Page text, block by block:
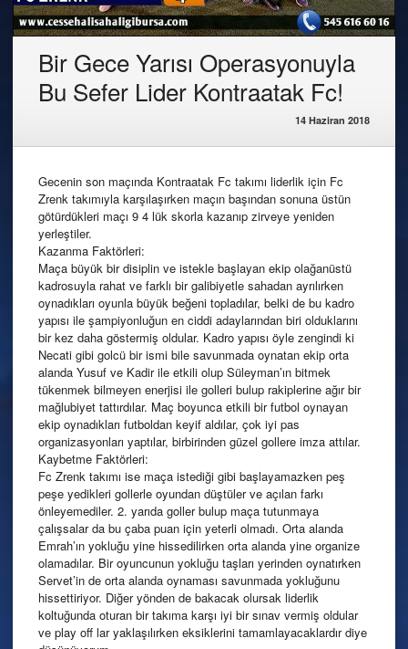
Bir Gece Yarısı Operasyonuyla
Bu Sefer Lider Kontraatak Fc!
14 Haziran 2018
Gecenin son maçında Kontraatak Fc takımı liderlik için Fc
Zrenk takımıyla karşılaşırken maçın başından sonuna üstün
götürdükleri maçı 9 4 lük skorla kazanıp zirveye yeniden
yerleştiler.
Kazanma Faktörleri:
Maça büyük bir disiplin ve istekle başlayan ekip olağanüstü
kadrosuyla rahat ve farklı bir galibiyetle sahadan ayrılırken
oynadıkları oyunla büyük beğeni topladılar, belki de bu kadro
yapısı ile şampiyonluğun en ciddi adaylarından biri olduklarını
bir kez daha göstermiş oldular. Kadro yapısı öyle zengindi ki
Necati gibi golcü bir ismi bile savunmada oynatan ekip orta
alanda Yusuf ve Kadir ile etkili olup Süleyman’ın bitmek
tükenmek bilmeyen enerjisi ile golleri bulup rakiplerine ağır bir
mağlubiyet tattırdılar. Maç boyunca etkili bir futbol oynayan
ekip oynadıkları futboldan keyif aldılar, çok iyi pas
organizasyonları yaptılar, birbirinden güzel gollere imza attılar.
Kaybetme Faktörleri:
Fc Zrenk takımı ise maça istediği gibi başlayamazken peş
peşe yedikleri gollerle oyundan düştüler ve açılan farkı
önleyemediler. 2. yarıda goller bulup maça tutunmaya
çalışsalar da bu çaba puan için yeterli olmadı. Orta alanda
Emrah’ın yokluğu yine hissedilirken orta alanda yine organize
olamadılar. Bir oyuncunun yokluğu taşları yerinden oynatırken
Servet’in de orta alanda oynaması savunmada yokluğunu
hissettiriyor. Diğer yönden de bakacak olursak liderlik
koltuğunda oturan bir takıma karşı iyi bir sınav vermiş oldular
ve play off lar yaklaşılırken eksiklerini tamamlayacaklardır diye